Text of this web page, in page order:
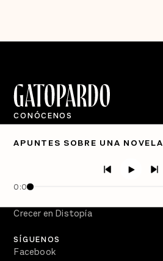
APUNTES SOBRE UNA NOVELA
0:00
CONÓCENOS
Quiénes Somos
Directorio
Semanario Gatopardo
Crecer en Distopía
SÍGUENOS
Facebook